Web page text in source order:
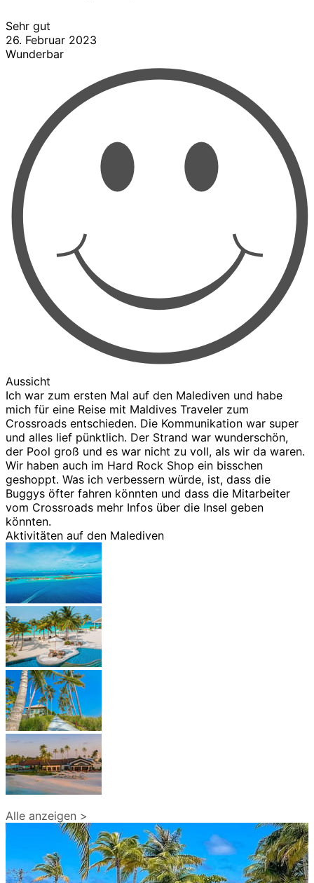
Sehr gut
26. Februar 2023
Wunderbar
Aussicht
Ich war zum ersten Mal auf den Malediven und habe
mich für eine Reise mit Maldives Traveler zum
Crossroads entschieden. Die Kommunikation war super
und alles lief pünktlich. Der Strand war wunderschön,
der Pool groß und es war nicht zu voll, als wir da waren.
Wir haben auch im Hard Rock Shop ein bisschen
geshoppt. Was ich verbessern würde, ist, dass die
Buggys öfter fahren könnten und dass die Mitarbeiter
vom Crossroads mehr Infos über die Insel geben
könnten.
Aktivitäten auf den Malediven
Alle anzeigen >